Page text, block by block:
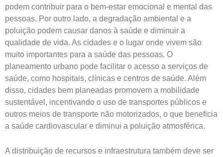
podem contribuir para o bem-estar emocional e mental das
pessoas. Por outro lado, a degradação ambiental e a
poluição podem causar danos à saúde e diminuir a
qualidade de vida. As cidades e o lugar onde vivem são
muito importantes para a saúde das pessoas. O
planeamento urbano pode facilitar o acesso a serviços de
saúde, como hospitais, clínicas e centros de saúde. Além
disso, cidades bem planeadas promovem a mobilidade
sustentável, incentivando o uso de transportes públicos e
outros meios de transporte não motorizados, o que beneficia
a saúde cardiovascular e diminui a poluição atmosférica.
A distribuição de recursos e infraestrutura também deve ser